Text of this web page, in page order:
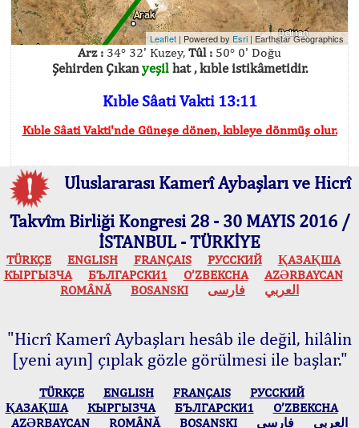
Leaflet | Powered by Esri | Earthstar Geographics
Arz : 34° 32' Kuzey, Tûl : 50° 0' Doğu
Şehirden Çıkanyeşilhat , kıble istikâmetidir.
Kıble Sâati Vakti 13:11
Kıble Sâati Vakti'nde Güneşe dönen, kıbleye dönmüş olur.
Uluslararası Kamerî Aybaşları ve Hicrî
Takvîm Birliği Kongresi 28 - 30 MAYIS 2016 /
İSTANBUL - TÜRKİYE
TÜRKÇE ENGLISH FRANÇAIS РУССКИЙ
ҚАЗАҚША
КЫPГЫЗЧA
БЪЛГАРСКИ1 O’ZBEKCHA
AZӘRBAYCAN
ROMÂNĂ
BOSANSKI العربي فارسی
"Hicrî Kamerî Aybaşları hesâb ile değil, hilâlin
[yeni ayın] çıplak gözle görülmesi ile başlar."
TÜRKÇE ENGLISH FRANÇAIS
РУССКИЙ
ҚАЗАҚША
КЫPГЫЗЧA БЪЛГАРСКИ1
O’ZBEKCHA
AZӘRBAYCAN
ROMÂNĂ BOSANSKI العربي فارسی